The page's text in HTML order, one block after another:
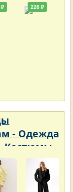
226 ₽
- Одежда
Костюмы